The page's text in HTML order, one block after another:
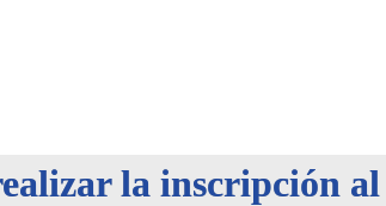
la inscripción al